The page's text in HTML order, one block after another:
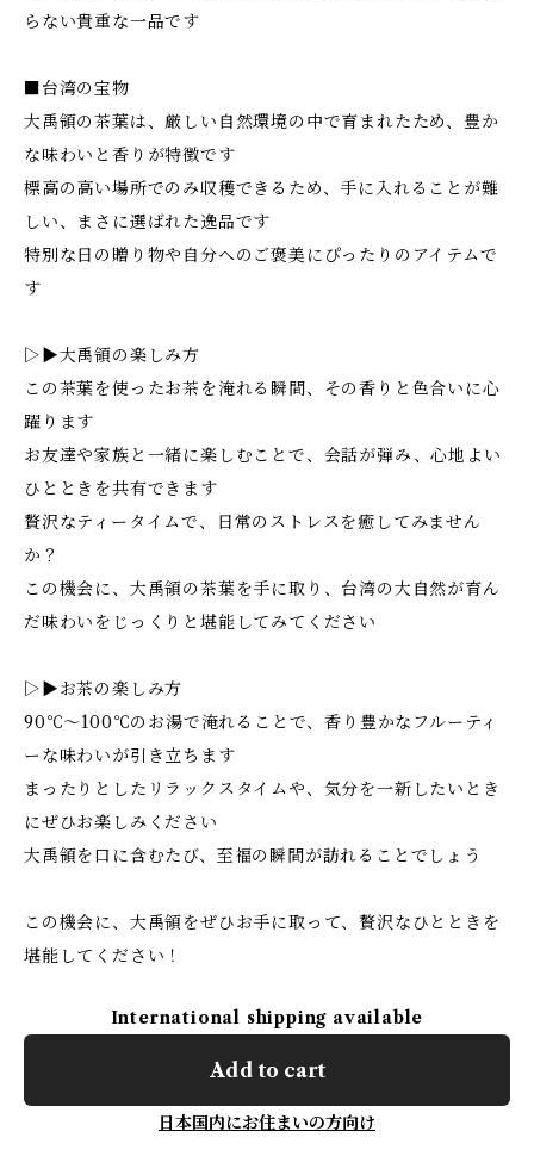
らない貴重な一品です
■台湾の宝物
大禹領の茶葉は、厳しい自然環境の中で育まれたため、豊か
な味わいと香りが特徴です
標高の高い場所でのみ収穫できるため、手に入れることが難
しい、まさに選ばれた逸品です
特別な日の贈り物や自分へのご褒美にぴったりのアイテムで
す
▷▶大禹領の楽しみ方
この茶葉を使ったお茶を淹れる瞬間、その香りと色合いに心
躍ります
お友達や家族と一緒に楽しむことで、会話が弾み、心地よい
ひとときを共有できます
贅沢なティータイムで、日常のストレスを癒してみません
か？
この機会に、大禹領の茶葉を手に取り、台湾の大自然が育ん
だ味わいをじっくりと堪能してみてください
▷▶お茶の楽しみ方
90℃〜100℃のお湯で淹れることで、香り豊かなフルーティ
ーな味わいが引き立ちます
まったりとしたリラックスタイムや、気分を一新したいとき
にぜひお楽しみください
大禹領を口に含むたび、至福の瞬間が訪れることでしょう
この機会に、大禹領をぜひお手に取って、贅沢なひとときを
堪能してください！
International shipping available
Add to cart
日本国内にお住まいの方向け